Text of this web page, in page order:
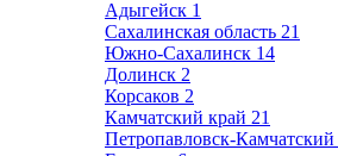
Адыгейск 1
Сахалинская область 21
Южно-Сахалинск 14
Долинск 2
Корсаков 2
Камчатский край 21
Петропавловск-Камчатский